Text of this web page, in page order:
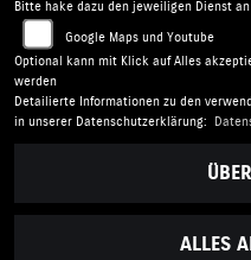
AGB |
Bitte hake dazu den jeweiligen Dienst
Google Maps und Youtube
Optional kann mit Klick auf Alles
werden
Detailierte Informationen zu den
in unserer Datenschutzerklärung:
ALLES